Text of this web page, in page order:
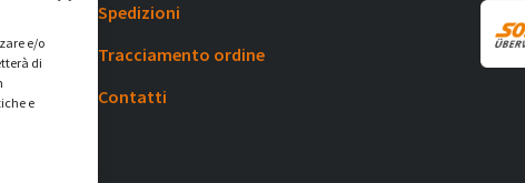
e/o
di
e
Spedizioni
Tracciamento ordine
Contatti